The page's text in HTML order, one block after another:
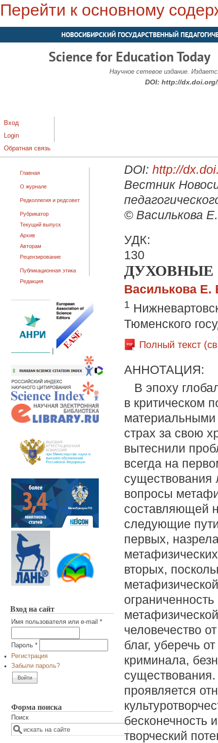
Перейти к основному
НОВОСИБИРСКИЙ ГОСУДАРСТВЕННЫЙ
Science for Education Today
Научное сетевое издание.
DOI: http://dx.doi.org/
Вход
Login
Обратная связь
Главная
О журнале
Редколлегия и редсовет
Рубрикатор
Текущий выпуск
Архив
Авторам
Рецензирование
Публикационная этика
Редакция
Вход на сайт
Имя пользователя или e-mail *
Пароль *
Регистрация
Забыли пароль?
Форма поиска
Поиск
DOI: http://
Вестник
© Василькова
УДК:
130
ДУХОВНЫЕ
Василькова Е.
1
Тюменского
Полный текст
АННОТАЦИЯ:
В эпоху
в критическом
материальными
страх за свою
вытеснили
всегда на
существования
вопросы
составляющей
следующие
первых,
вторых,
человечество
благ, уберечь
криминала,
проявляется
бесконечность
творческий